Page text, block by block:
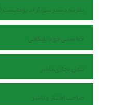
نظریه دسترسی آزاد بوداپست (BOAI)
خط مشی خود بایگانی
مدل تجاری ناشر
صاحب امتیاز و ناشر